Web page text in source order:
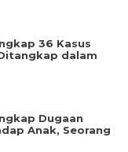
36 Kasus
dalam
Dugaan
Anak, Seorang